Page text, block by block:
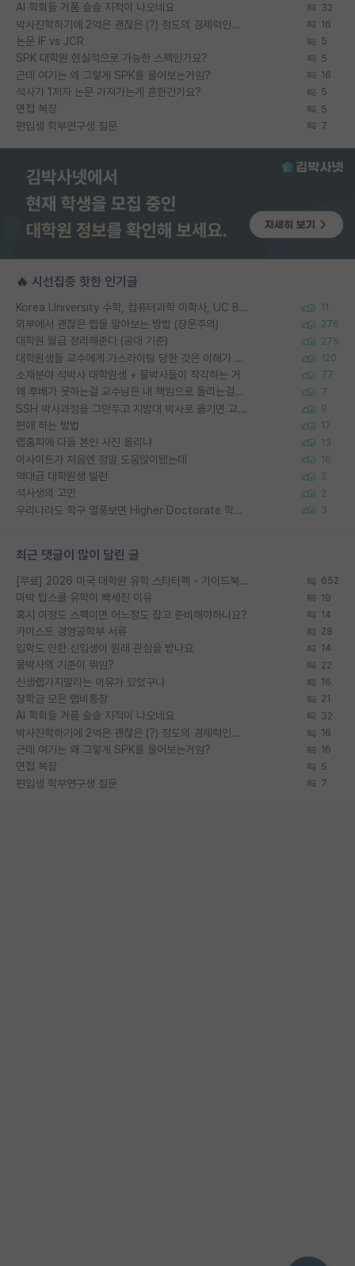
AI 학회들 거품 슬슬 지적이 나오네요 32
박사진학하기에 2억은 괜찮은 (?) 정도의 경제력인가요 16
논문 IF vs JCR 5
SPK 대학원 현실적으로 가능한 스펙인가요? 5
근데 여기는 왜 그렇게 SPK를 물어보는거임? 16
석사가 1저자 논문 가져가는게 흔한건가요? 5
면접 복장 5
편입생 학부연구생 질문 7
🔥 시선집중 핫한 인기글
Korea University 수학, 컴퓨터과학 이학사, UC Berkeley 산업공학 대학원 공학박사가 되는 것은 쉽지 않겠죠? 11
외부에서 괜찮은 랩을 알아보는 방법 (장문주의) 276
대학원 월급 정리해준다 (공대 기준) 275
대학원생들 교수에게 가스라이팅 당한 것은 이해가 갑니다. 안타깝네요. 120
소재분야 석박사 대학원생 + 물박사들이 착각하는 거 77
왜 후배가 못하는걸 교수님은 내 책임으로 돌리는걸까요? 7
SSH 박사과정을 그만두고 지방대 박사로 옮기면 교수의 꿈은 끝일까요? 9
편애 하는 방법 17
랩홈피에 다들 본인 사진 올리냐 13
이사이트가 처음엔 정말 도움많이됐는데 16
역대급 대학원생 빌런 2
석사생의 고민 2
우리나라도 학구 열풍보면 Higher Doctorate 학위가 필요하다고 봅니다. 3
최근 댓글이 많이 달린 글
[무료] 2026 미국 대학원 유학 스타터팩 - 가이드북 & 합격자 컨택메일 템플릿 652
미박 탑스쿨 유학이 빡세진 이유 19
혹시 이정도 스펙이면 어느정도 잡고 준비해야하나요? 14
카이스트 경영공학부 서류 28
입학도 안한 신입생이 원래 관심을 받나요 14
물박사의 기준이 뭐임? 22
신생랩가지말라는 이유가 있었구나 16
장학금 모은 랩비통장 21
AI 학회들 거품 슬슬 지적이 나오네요 32
박사진학하기에 2억은 괜찮은 (?) 정도의 경제력인가요 16
근데 여기는 왜 그렇게 SPK를 물어보는거임? 16
면접 복장 5
편입생 학부연구생 질문 7